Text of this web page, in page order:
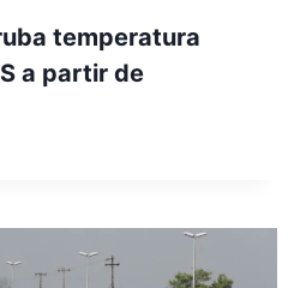
temperatura
a partir de